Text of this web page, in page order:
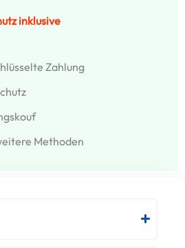
inklusive
Zahlung
Methoden